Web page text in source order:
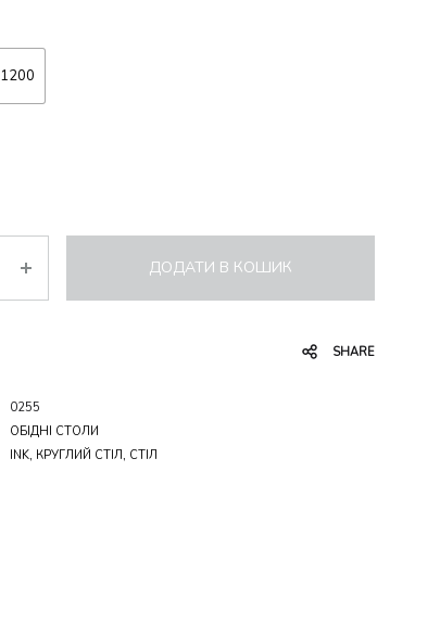
1200
ДОДАТИ В КОШИК
SHARE
0255
ОБІДНІ СТОЛИ
INK, КРУГЛИЙ СТІЛ, СТІЛ